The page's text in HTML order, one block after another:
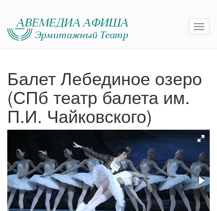
Балет Лебединое озеро
(СПб театр балета им.
П.И. Чайковского)